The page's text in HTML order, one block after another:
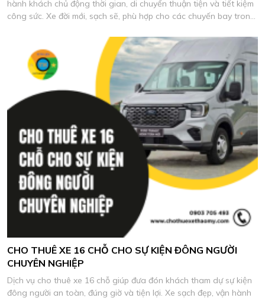
hành khách chủ động thời gian, di chuyển thuận tiện và tiết kiệm
công sức. Xe đời mới, sạch sẽ, phù hợp cho các chuyến bay trong
CHO THUÊ XE 16 CHỖ CHO SỰ KIỆN ĐÔNG NGƯỜI
CHUYÊN NGHIỆP
Dịch vụ cho thuê xe 16 chỗ giúp đưa đón khách tham dự sự kiện
đông người an toàn, đúng giờ và tiện lợi. Xe sạch đẹp, vận hành